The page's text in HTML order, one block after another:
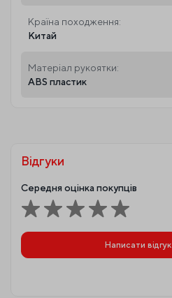
Країна походження:
Китай
Матеріал рукоятки:
ABS пластик
Відгуки
Середня оцінка покупців
Написати відгук